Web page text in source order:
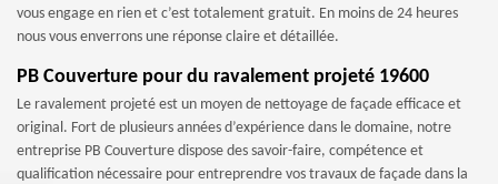
vous engage en rien et c’est totalement gratuit. En moins de 24 heures
nous vous enverrons une réponse claire et détaillée.
PB Couverture pour du ravalement projeté 19600
Le ravalement projeté est un moyen de nettoyage de façade efficace et
original. Fort de plusieurs années d’expérience dans le domaine, notre
entreprise PB Couverture dispose des savoir-faire, compétence et
qualification nécessaire pour entreprendre vos travaux de façade dans la